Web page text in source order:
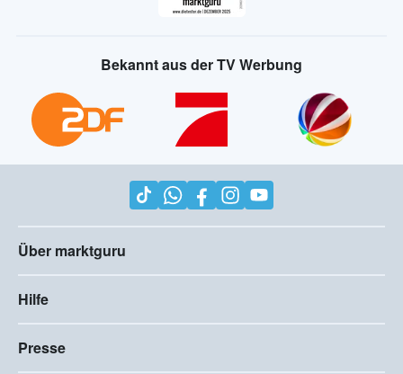
Bekannt aus der TV Werbung
Über marktguru
Hilfe
Presse